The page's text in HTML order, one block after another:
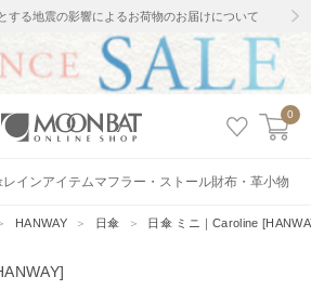
する地震の影響によるお荷物のお届けについて
0
レインアイテムマフラー・ストール財布・革小物
HANWAY ＞ 日傘 ＞ 日傘 ミニ｜Caroline